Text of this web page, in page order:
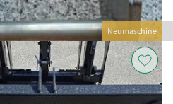
Neumaschine